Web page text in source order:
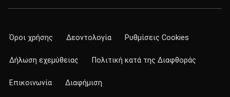
Όροι χρήσης Δεοντολογία Ρυθμίσεις Cookies
Δήλωση εχεμύθειας Πολιτική κατά της Διαφθοράς
Επικοινωνία Διαφήμιση